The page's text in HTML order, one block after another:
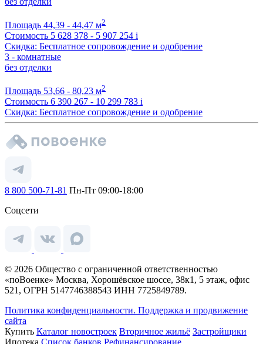
Площадь 44,39 - 44,47 м2
Стоимость 5 628 378 - 5 907 254 i
Скидка: Бесплатное сопровождение и одобрение
3 - комнатные
без отделки
Площадь 53,66 - 80,23 м2
Стоимость 6 390 267 - 10 299 783 i
Скидка: Бесплатное сопровождение и одобрение
8 800 500-71-81 Пн-Пт 09:00-18:00
Соцсети
© 2026 Общество с ограниченной ответственностью
«поВоенке» Москва, Хорошёвское шоссе, 38к1, 5 этаж, офис
521, ОГРН 5147746388543 ИНН 7725849789.
Политика конфиденциальности. Поддержка и продвижение
сайта
Купить Каталог новостроек Вторичное жильё Застройщики